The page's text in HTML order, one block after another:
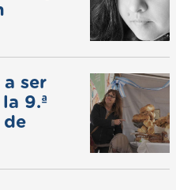
ser
9.ª
de